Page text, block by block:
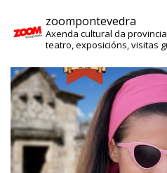
zoompontevedra
Axenda cultural da
teatro, exposicións, visitas